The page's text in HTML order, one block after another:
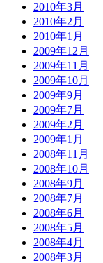
2010年3月
2010年2月
2010年1月
2009年12月
2009年11月
2009年10月
2009年9月
2009年7月
2009年2月
2009年1月
2008年11月
2008年10月
2008年9月
2008年7月
2008年6月
2008年5月
2008年4月
2008年3月